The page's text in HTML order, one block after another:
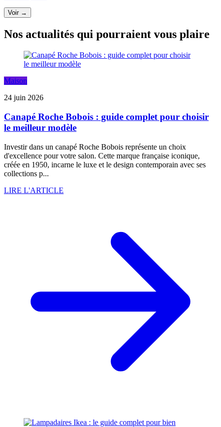
Voir →
Nos actualités qui pourraient vous plaire
Maison
24 juin 2026
Canapé Roche Bobois : guide complet pour choisir
le meilleur modèle
Investir dans un canapé Roche Bobois représente un choix
d'excellence pour votre salon. Cette marque française iconique,
créée en 1950, incarne le luxe et le design contemporain avec ses
collections p...
LIRE L'ARTICLE